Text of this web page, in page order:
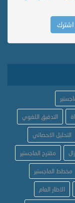
التدقيق اللغوي
التحليل الاحصائي
مقترح الماجستير
مخطط الماجستير
الاطار العام